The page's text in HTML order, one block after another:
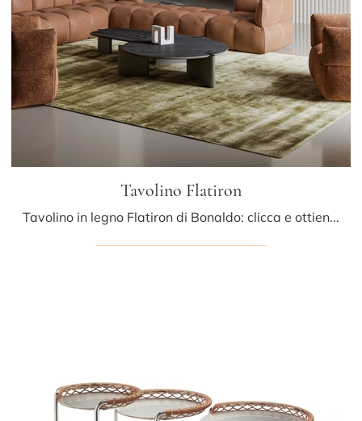
Tavolino Flatiron
Tavolino in legno Flatiron di Bonaldo: clicca e ottieni informazioni sui Complementi e tavolini design in legno del noto e rinomato brand!